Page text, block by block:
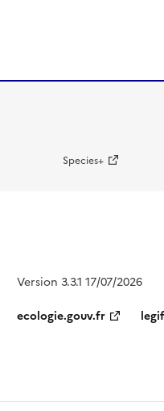
Species+
Version 3.3.1 17/07/2026
ecologie.gouv.fr